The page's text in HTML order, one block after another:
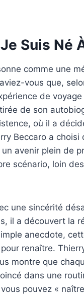
Suis Né
comme une
vous que,
de
de son
où il a
Beccaro a
avenir plein de
scénario, loin
une sincérité
il a découvert la
anecdote,
renaître.
montre que
dans une
pouvez «